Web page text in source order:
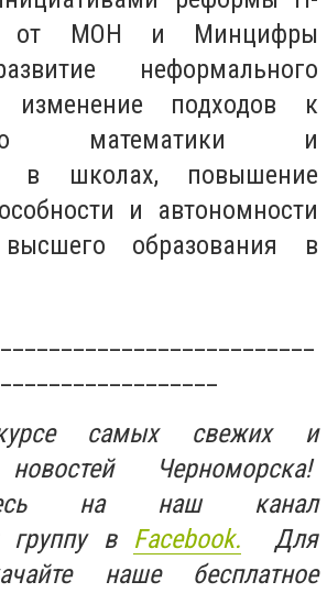
от МОН и Минцифры
неформального
изменение подходов к
математики и
в школах, повышение
и автономности
образования в
самых свежих и
Черноморска!
на наш канал
в Facebook. Для
наше бесплатное